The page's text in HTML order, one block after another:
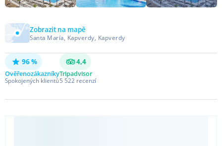
Zobrazit na mapě
Santa María, Kapverdy, Kapverdy
96 %
Ověřenozákazníky
Spokojených klientů
4,4
Tripadvisor
5 522 recenzí